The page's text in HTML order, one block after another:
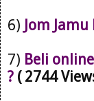
6) Jom
7) Beli
? ( 2744